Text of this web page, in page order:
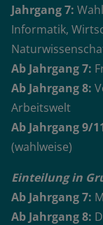
Jahrgang 7:
Informatik,
Ab Jahrgang 7:
Ab Jahrgang 8:
Arbeitswelt
Ab Jahrgang 9/
(wahlweise)
Einteilung in
Ab Jahrgang 7:
Ab Jahrgang 8: